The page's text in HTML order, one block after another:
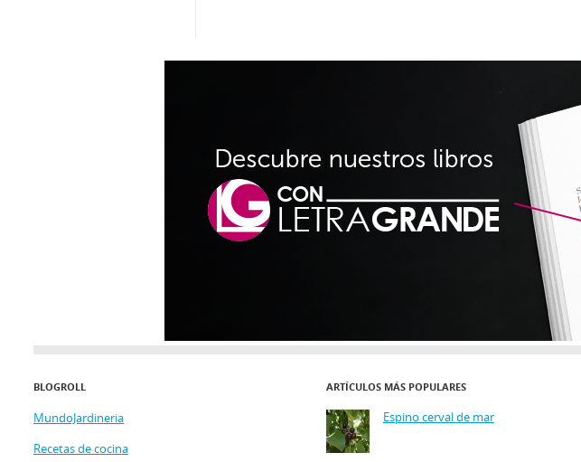
BLOGROLL
MundoJardineria
Recetas de cocina
ARTÍCULOS MÁS POPULARES
Espino cerval de mar